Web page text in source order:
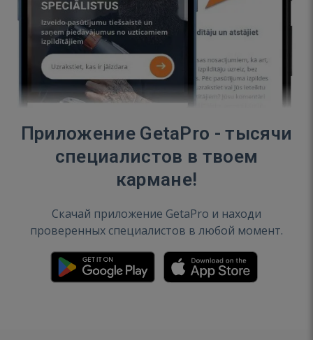
Приложение GetaPro - тысячи
специалистов в твоем
кармане!
Скачай приложение GetaPro и находи
проверенных специалистов в любой момент.